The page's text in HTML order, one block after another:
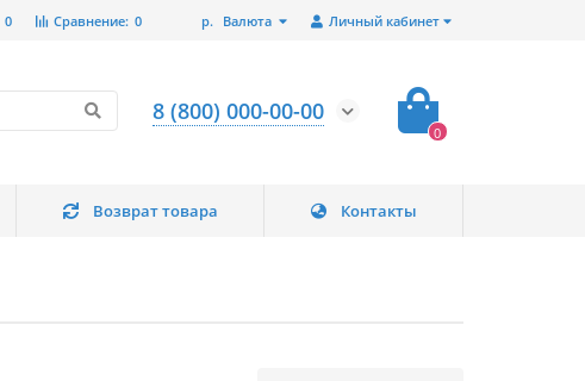
Личный кабинет
р. Валюта
Сравнение: 0
0
8 (800) 000-00-00
0
Возврат товара Контакты